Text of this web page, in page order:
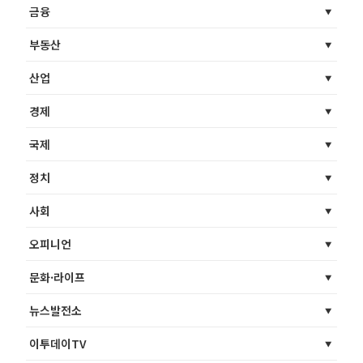
금융
부동산
산업
경제
국제
정치
사회
오피니언
문화·라이프
뉴스발전소
이투데이TV